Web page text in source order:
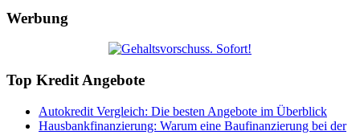
Werbung
Top Kredit Angebote
Autokredit Vergleich: Die besten Angebote im Überblick
Hausbankfinanzierung: Warum eine Baufinanzierung bei der